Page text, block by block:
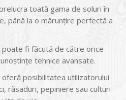
toată gama de soluri în
până la o mărunţire perfectă a
fi făcută de către orice
tehnice avansate.
posibilitatea utilizatorului
răsaduri, pepiniere sau culturi